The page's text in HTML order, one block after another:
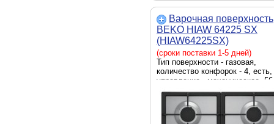
Варочная поверхность
BEKO HIAW 64225 SX
(HIAW64225SX)
(сроки поставки 1-5 дней)
Тип поверхности - газовая,
количество конфорок - 4, есть,
управление - механическое,
49 см, Цвет - нержавеющая